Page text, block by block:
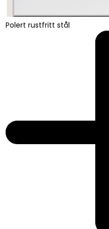
Polert rustfritt stål